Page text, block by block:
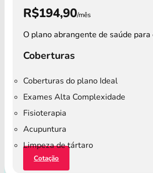
R$194,90/mês
O plano abrangente de saúde
Coberturas
Coberturas do plano Ideal
Exames Alta Complexidade
Fisioterapia
Acupuntura
Limpeza de tártaro
Cotação